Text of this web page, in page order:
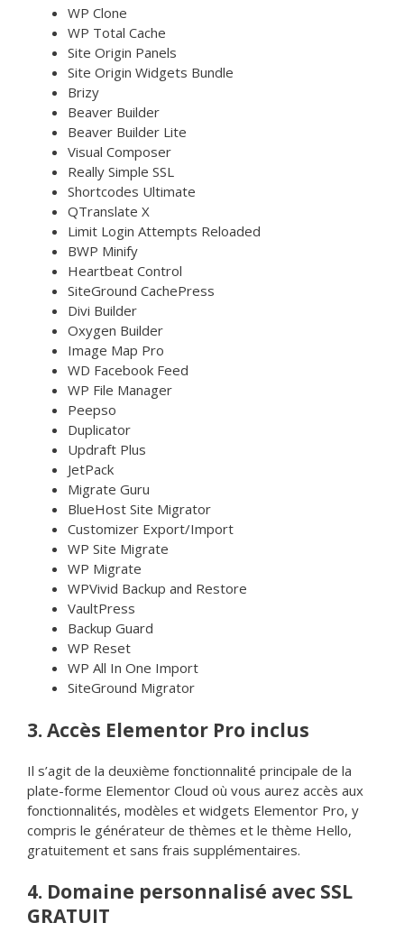
WP Clone
WP Total Cache
Site Origin Panels
Site Origin Widgets Bundle
Brizy
Beaver Builder
Beaver Builder Lite
Visual Composer
Really Simple SSL
Shortcodes Ultimate
QTranslate X
Limit Login Attempts Reloaded
BWP Minify
Heartbeat Control
SiteGround CachePress
Divi Builder
Oxygen Builder
Image Map Pro
WD Facebook Feed
WP File Manager
Peepso
Duplicator
Updraft Plus
JetPack
Migrate Guru
BlueHost Site Migrator
Customizer Export/Import
WP Site Migrate
WP Migrate
WPVivid Backup and Restore
VaultPress
Backup Guard
WP Reset
WP All In One Import
SiteGround Migrator
3. Accès Elementor Pro inclus
Il s’agit de la deuxième fonctionnalité principale de la
plate-forme Elementor Cloud où vous aurez accès aux
fonctionnalités, modèles et widgets Elementor Pro, y
compris le générateur de thèmes et le thème Hello,
gratuitement et sans frais supplémentaires.
4. Domaine personnalisé avec SSL
GRATUIT